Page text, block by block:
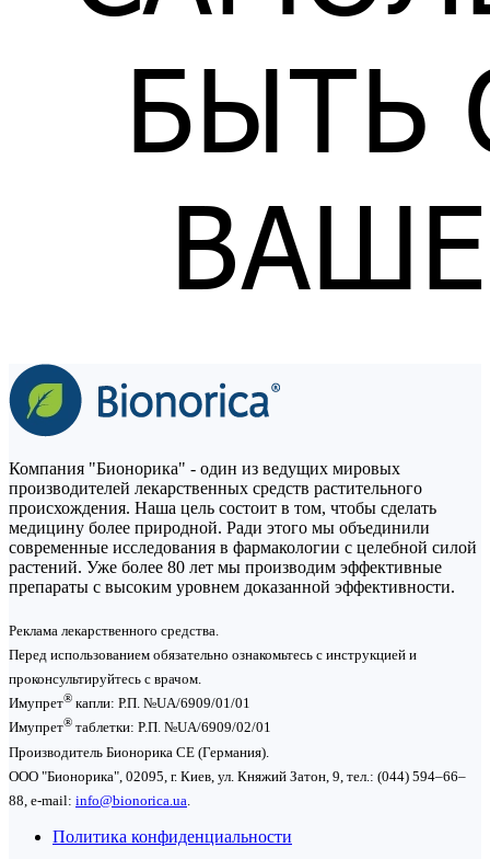
Компания "Бионорика" - один из ведущих мировых
производителей лекарственных средств растительного
происхождения. Наша цель состоит в том, чтобы сделать
медицину более природной. Ради этого мы объединили
современные исследования в фармакологии с целебной силой
растений. Уже более 80 лет мы производим эффективные
препараты с высоким уровнем доказанной эффективности.
Реклама лекарственного средства.
Перед использованием обязательно ознакомьтесь с инструкцией и
проконсультируйтесь с врачом.
Имупрет® капли: Р.П. №UA/6909/01/01
Имупрет® таблетки: P.П. №UA/6909/02/01
Производитель Бионорика СЕ (Германия).
ООО "Бионорика", 02095, г. Киев, ул. Княжий Затон, 9, тел.: (044) 594–66–
88, e-mail: info@bionorica.ua
Политика конфиденциальности